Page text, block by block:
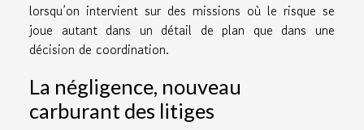
lorsqu’on intervient sur des missions où le risque se
joue autant dans un détail de plan que dans une
décision de coordination.
La négligence, nouveau
carburant des litiges